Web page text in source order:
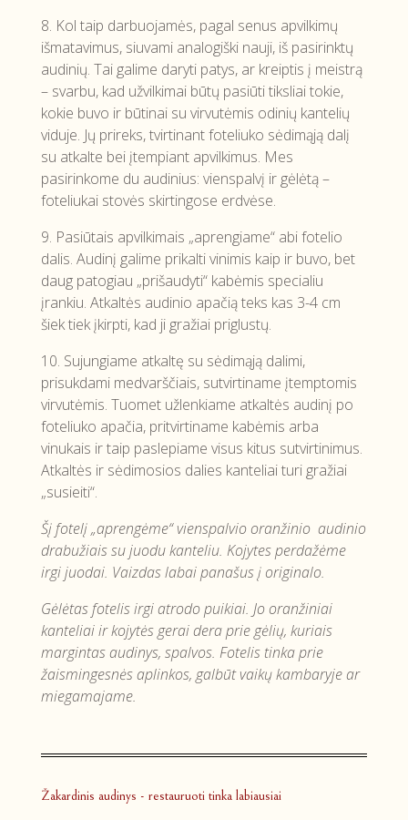
8. Kol taip darbuojamės, pagal senus apvilkimų
išmatavimus, siuvami analogiški nauji, iš pasirinktų
audinių. Tai galime daryti patys, ar kreiptis į meistrą
– svarbu, kad užvilkimai būtų pasiūti tiksliai tokie,
kokie buvo ir būtinai su virvutėmis odinių kantelių
viduje. Jų prireks, tvirtinant foteliuko sėdimąją dalį
su atkalte bei įtempiant apvilkimus. Mes
pasirinkome du audinius: vienspalvį ir gėlėtą –
foteliukai stovės skirtingose erdvėse.
9. Pasiūtais apvilkimais „aprengiame“ abi fotelio
dalis. Audinį galime prikalti vinimis kaip ir buvo, bet
daug patogiau „prišaudyti“ kabėmis specialiu
įrankiu. Atkaltės audinio apačią teks kas 3-4 cm
šiek tiek įkirpti, kad ji gražiai priglustų.
10. Sujungiame atkaltę su sėdimąją dalimi,
prisukdami medvarščiais, sutvirtiname įtemptomis
virvutėmis. Tuomet užlenkiame atkaltės audinį po
foteliuko apačia, pritvirtiname kabėmis arba
vinukais ir taip paslepiame visus kitus sutvirtinimus.
Atkaltės ir sėdimosios dalies kanteliai turi gražiai
„susieiti“.
Šį fotelį „aprengėme“ vienspalvio oranžinio audinio
drabužiais su juodu kanteliu. Kojytes perdažėme
irgi juodai. Vaizdas labai panašus į originalo.
Gėlėtas fotelis irgi atrodo puikiai. Jo oranžiniai
kanteliai ir kojytės gerai dera prie gėlių, kuriais
margintas audinys, spalvos. Fotelis tinka prie
žaismingesnės aplinkos, galbūt vaikų kambaryje ar
miegamajame.
Žakardinis audinys - restauruoti tinka labiausiai